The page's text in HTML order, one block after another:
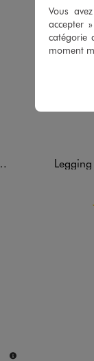
Vous
accepter
catégorie
moment